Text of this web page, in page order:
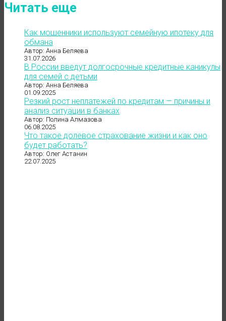
Читать еще
Как мошенники используют семейную ипотеку для
обмана
Автор: Анна Беляева
31.07.2026
В России введут долгосрочные кредитные каникулы
для семей с детьми
Автор: Анна Беляева
01.09.2025
Резкий рост неплатежей по кредитам — причины и
анализ ситуации в банках
Автор: Полина Алмазова
06.08.2025
Что такое долевое страхование жизни и как оно
будет работать?
Автор: Олег Астанин
22.07.2025